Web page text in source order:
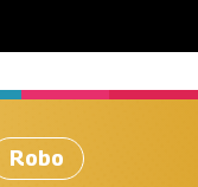
Robo